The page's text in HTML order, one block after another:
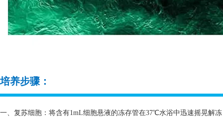
培养步骤：
一、复苏细胞：将含有1mL细胞悬液的冻存管在37℃水浴中迅速摇晃解